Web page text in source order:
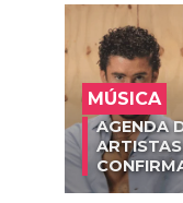
MÚSICA
AGENDA